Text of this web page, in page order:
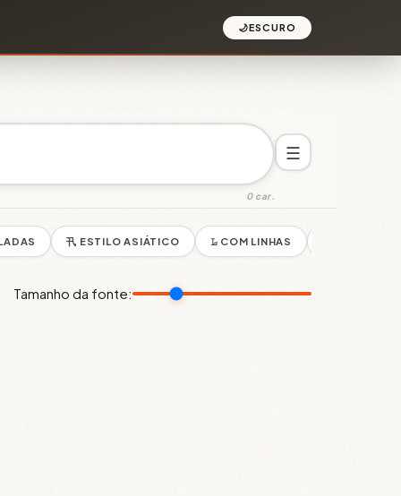
🌙ESCURO
0 car.
☰
卂 ESTILO ASIÁTICO 𝙻̷ COM LINHAS
Tamanho da fonte: